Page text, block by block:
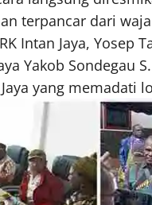
terpancar dari
Intan Jaya, Yosep
Yakob Sondegau
yang memadati